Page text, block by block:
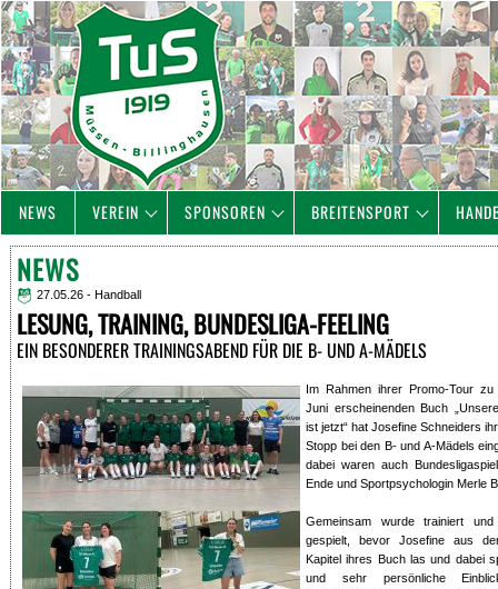
NEWS VEREIN SPONSOREN BREITENSPORT
NEWS
27.05.26 - Handball
LESUNG, TRAINING, BUNDESLIGA-FEELING
EIN BESONDERER TRAININGSABEND FÜR DIE B- UND A-MÄDELS
Im Rahmen ihrer Promo-Tour
Juni erscheinenden Buch
ist jetzt“ hat Josefine Schneiders
Stopp bei den B- und A-Mädels
dabei waren auch
Ende und Sportpsychologin Merle
Gemeinsam wurde trainiert und
gespielt, bevor Josefine aus
Kapitel ihres Buch las und dabei
und sehr persönliche